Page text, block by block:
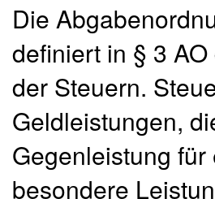
Die
definiert in § 3
der Steuern.
Geldleistungen,
Gegenleistung für
besondere